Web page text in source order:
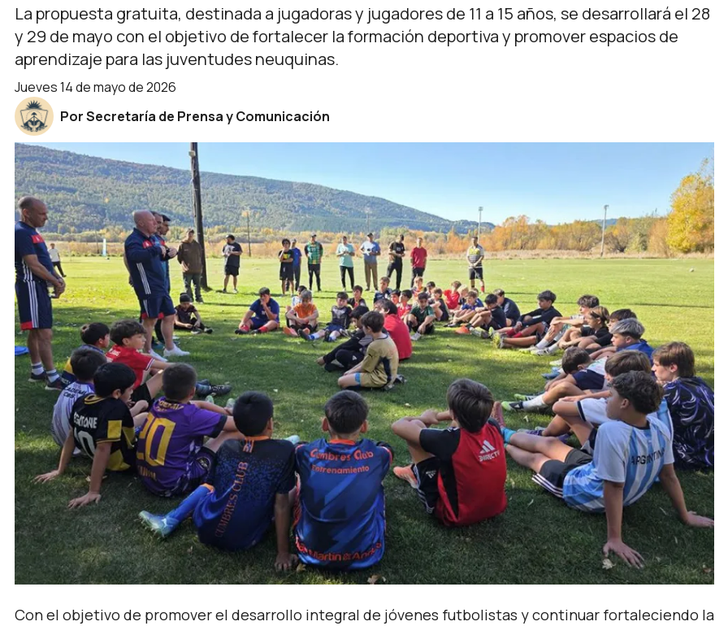
La propuesta gratuita, destinada a jugadoras y jugadores de 11 a 15 años, se desarrollará el 28
y 29 de mayo con el objetivo de fortalecer la formación deportiva y promover espacios de
aprendizaje para las juventudes neuquinas.
jueves 14 de mayo de 2026
Por Secretaría de Prensa y Comunicación
Con el objetivo de promover el desarrollo integral de jóvenes futbolistas y continuar fortaleciendo la